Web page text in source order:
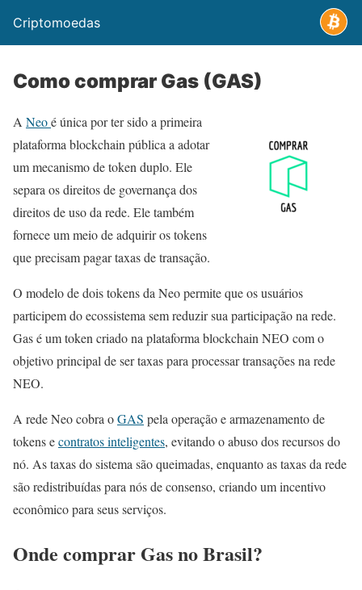
Criptomoedas
Como comprar Gas (GAS)
A Neoé única por ter sido a primeira
plataforma blockchain pública a adotar
um mecanismo de token duplo. Ele
separa os direitos de governança dos
direitos de uso da rede. Ele também
fornece um meio de adquirir os tokens
que precisam pagar taxas de transação.
O modelo de dois tokens da Neo permite que os usuários
participem do ecossistema sem reduzir sua participação na rede.
Gas é um token criado na plataforma blockchain NEO com o
objetivo principal de ser taxas para processar transações na rede
NEO.
A rede Neo cobra oGAS pela operação e armazenamento de
tokens econtratos inteligentes, evitando o abuso dos recursos do
nó. As taxas do sistema são queimadas, enquanto as taxas da rede
são redistribuídas para nós de consenso, criando um incentivo
econômico para seus serviços.
Onde comprar Gas no Brasil?